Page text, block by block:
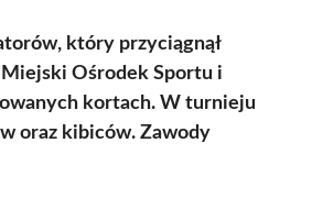
który przyciągnął
Miejski Ośrodek Sportu i
kortach. W turnieju
oraz kibiców. Zawody